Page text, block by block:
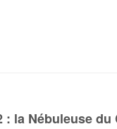
: la Nébuleuse